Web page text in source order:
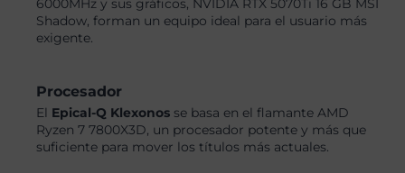
6000MHz y sus gráficos, NVIDIA RTX 5070Ti 16 GB MSI
Shadow, forman un equipo ideal para el usuario más
exigente.
Procesador
El Epical-Q Klexonos se basa en el flamante AMD
Ryzen 7 7800X3D, un procesador potente y más que
suficiente para mover los títulos más actuales.